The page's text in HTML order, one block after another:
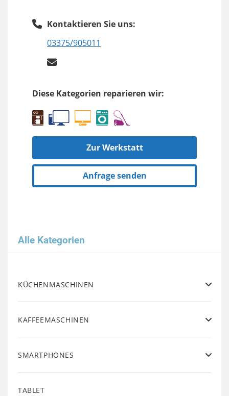
Kontaktieren Sie uns:
03375/905011
Diese Kategorien reparieren wir:
Zur Werkstatt
Anfrage senden
Alle Kategorien
KÜCHENMASCHINEN
KAFFEEMASCHINEN
SMARTPHONES
TABLET